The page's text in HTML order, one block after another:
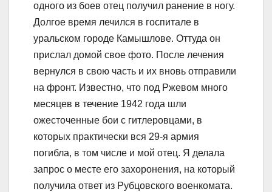
одного из боев отец получил ранение в ногу.
Долгое время лечился в госпитале в
уральском городе Камышлове. Оттуда он
прислал домой свое фото. После лечения
вернулся в свою часть и их вновь отправили
на фронт. Известно, что под Ржевом много
месяцев в течение 1942 года шли
ожесточенные бои с гитлеровцами, в
которых практически вся 29-я армия
погибла, в том числе и мой отец. Я делала
запрос о месте его захоронения, на который
получила ответ из Рубцовского военкомата.